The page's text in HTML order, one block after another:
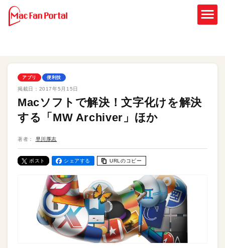
アプリ 便利技
掲載日： 2017年5月15日
Macソフトで解決！文字化けを解決
する「MW Archiver」ほか
著者： 早川厚志
ポスト シェアする URLのコピー